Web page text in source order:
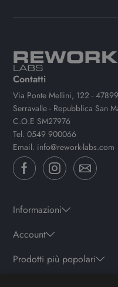
Contatti
Via Ponte Mellini, 122 - 47899
Serravalle - Repubblica San
C.O.E SM27976
Tel.0549 900066
Email. info@rework-labs.com
Informazioni
Account
Prodotti più popolari